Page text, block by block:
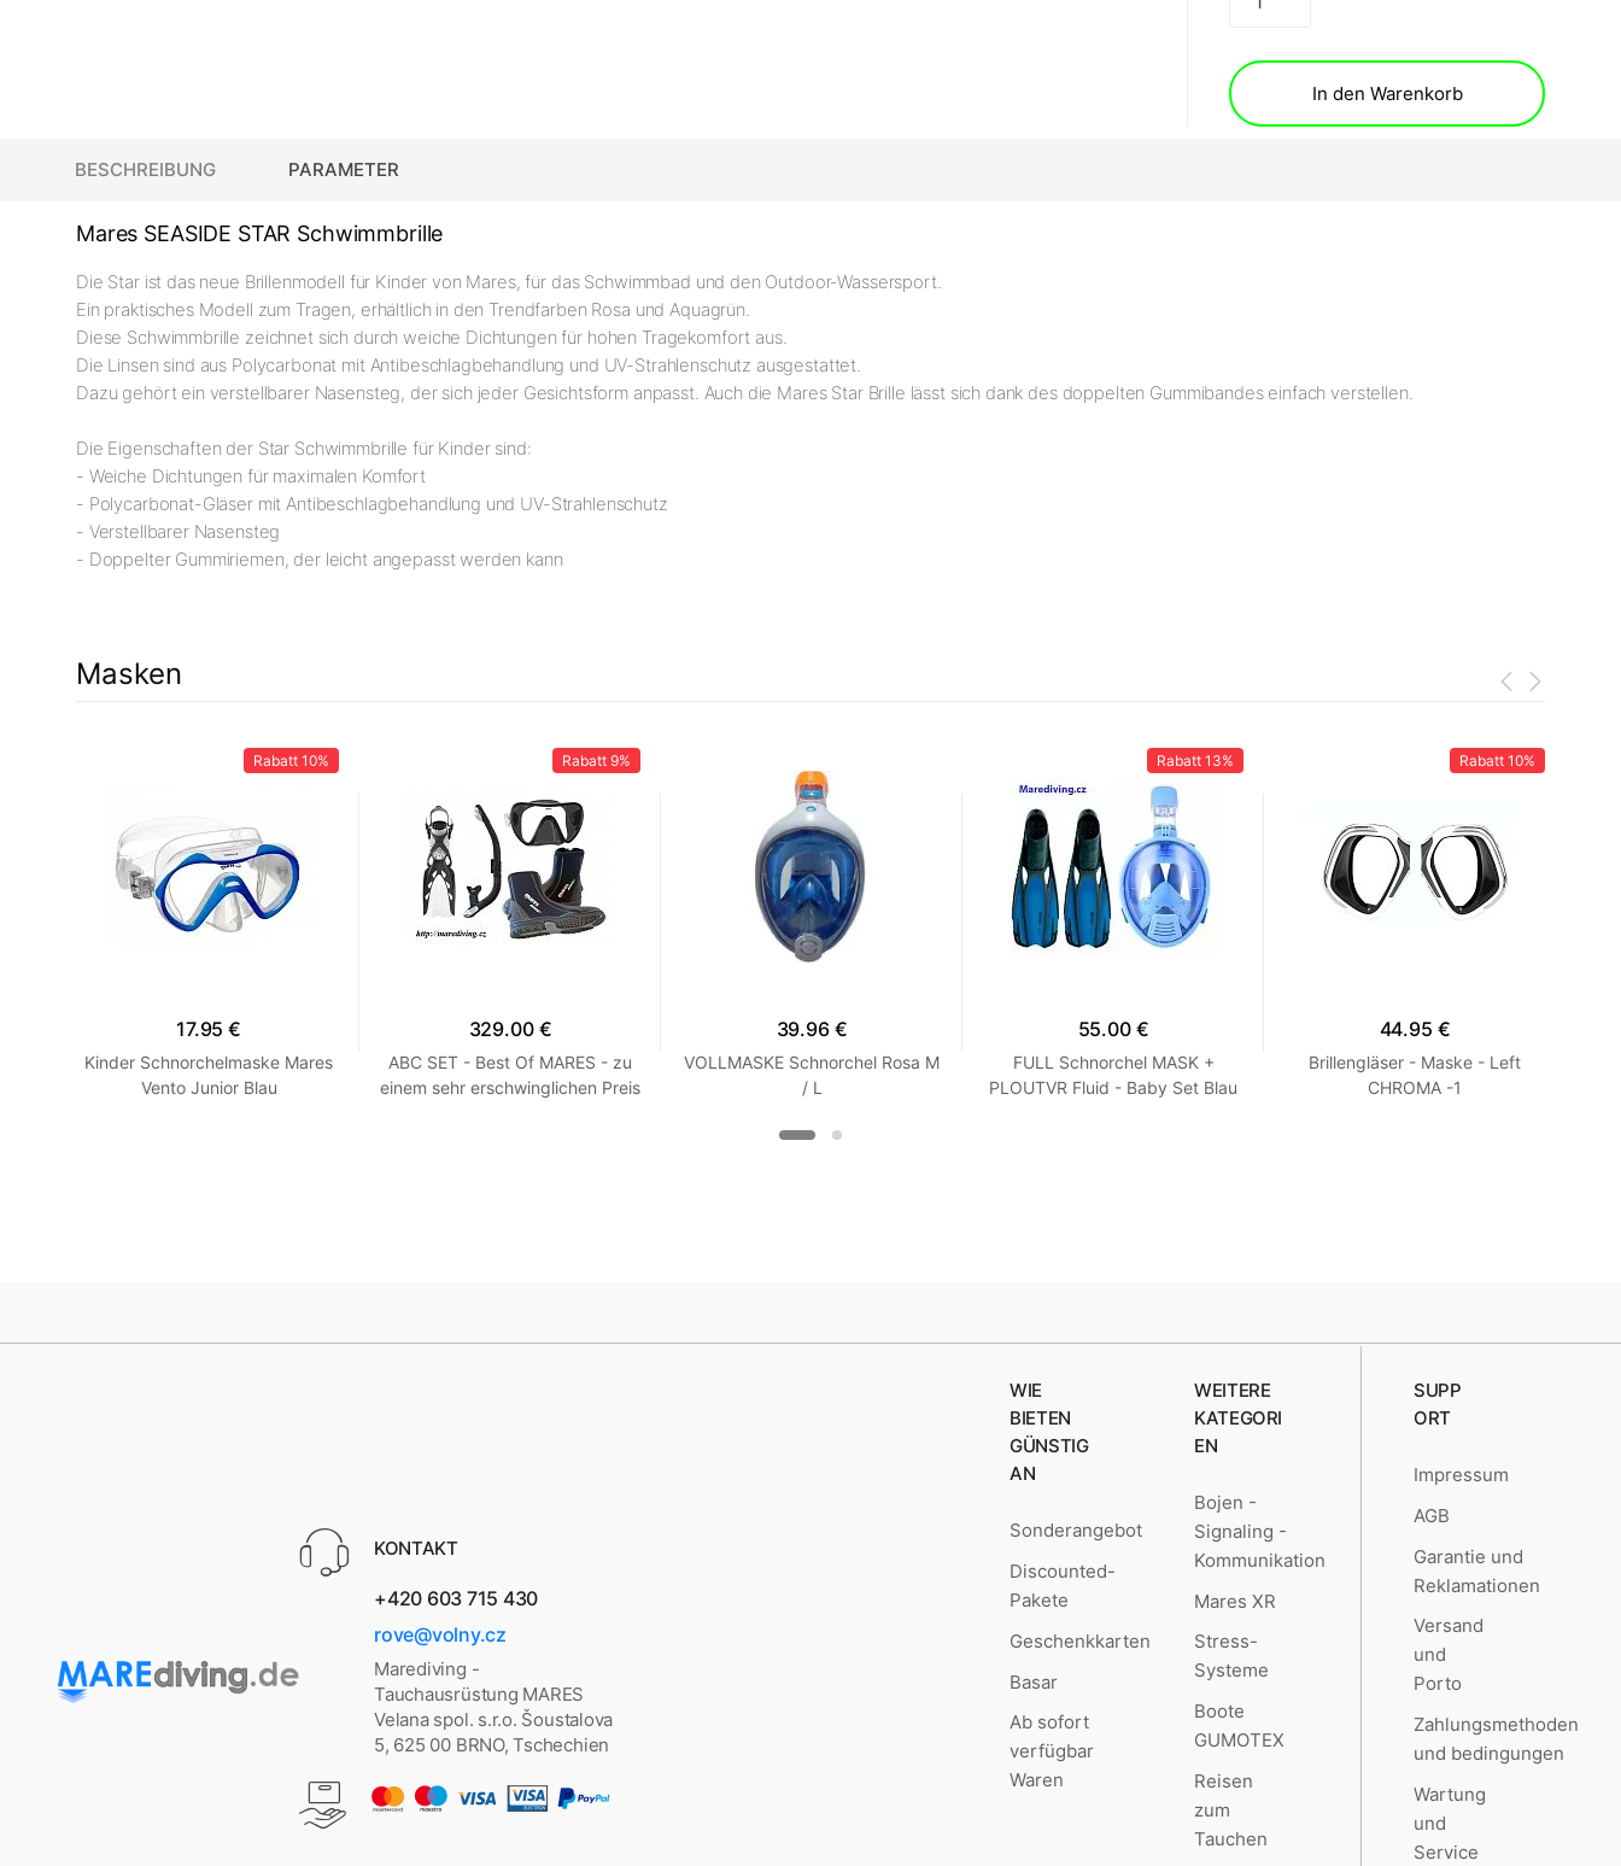
In den Warenkorb
BESCHREIBUNG PARAMETER
Mares SEASIDE STAR Schwimmbrille
Die Star ist das neue Brillenmodell für Kinder von Mares, für das Schwimmbad und den Outdoor-Wassersport.
Ein praktisches Modell zum Tragen, erhältlich in den Trendfarben Rosa und Aquagrün.
Diese Schwimmbrille zeichnet sich durch weiche Dichtungen für hohen Tragekomfort aus.
Die Linsen sind aus Polycarbonat mit Antibeschlagbehandlung und UV-Strahlenschutz ausgestattet.
Dazu gehört ein verstellbarer Nasensteg, der sich jeder Gesichtsform anpasst. Auch die Mares Star Brille lässt sich dank des doppelten Gummibandes einfach verstellen.
Die Eigenschaften der Star Schwimmbrille für Kinder sind:
- Weiche Dichtungen für maximalen Komfort
- Polycarbonat-Gläser mit Antibeschlagbehandlung und UV-Strahlenschutz
- Verstellbarer Nasensteg
- Doppelter Gummiriemen, der leicht angepasst werden kann
Masken
Rabatt 10%
17.95 €
Kinder Schnorchelmaske Mares
Vento Junior Blau
Rabatt 9%
329.00 €
ABC SET - Best Of MARES - zu
einem sehr erschwinglichen Preis
39.96 €
VOLLMASKE Schnorchel Rosa M
/ L
Rabatt 13%
55.00 €
FULL Schnorchel MASK +
PLOUTVR Fluid - Baby Set Blau
Rabatt 10%
44.95 €
Brillengläser - Maske - Left
CHROMA -1
KONTAKT
+420 603 715 430
rove@volny.cz
Marediving -
Tauchausrüstung MARES
Velana spol. s.r.o. Šoustalova
5, 625 00 BRNO, Tschechien
WIE
BIETEN
GÜNSTIG
AN
Sonderangebot
Discounted-
Pakete
Geschenkkarten
Basar
Ab sofort
verfügbar
Waren
WEITERE
KATEGORI
EN
Bojen -
Signaling -
Kommunikation
Mares XR
Stress-
Systeme
Boote
GUMOTEX
Reisen
zum
Tauchen
SUPP
ORT
Impressum
AGB
Garantie und
Reklamationen
Versand
und
Porto
Zahlungsmethoden
und bedingungen
Wartung
und
Service